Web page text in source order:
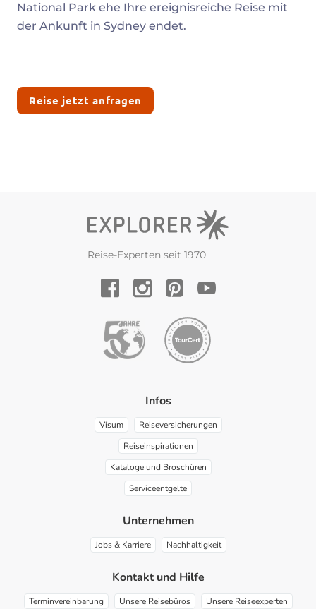
National Park ehe Ihre ereignisreiche Reise mit
der Ankunft in Sydney endet.
Reise jetzt anfragen
Reise-Experten seit 1970
Infos
Visum
Reiseversicherungen
Reiseinspirationen
Kataloge und Broschüren
Serviceentgelte
Unternehmen
Jobs & Karriere Nachhaltigkeit
Kontakt und Hilfe
Terminvereinbarung Unsere Reisebüros Unsere Reiseexperten